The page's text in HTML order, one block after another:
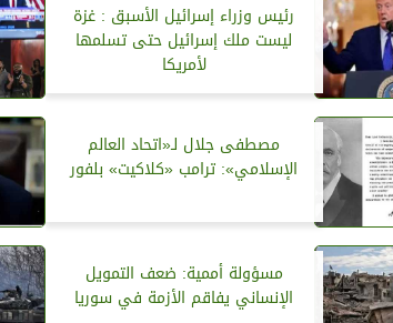
رئيس وزراء إسرائيل الأسبق : غزة
ليست ملك إسرائيل حتى تسلمها
لأمريكا
مصطفى جلال لـ«اتحاد العالم
الإسلامي»: ترامب «كلاكيت» بلفور
مسؤولة أممية: ضعف التمويل
الإنساني يفاقم الأزمة في سوريا